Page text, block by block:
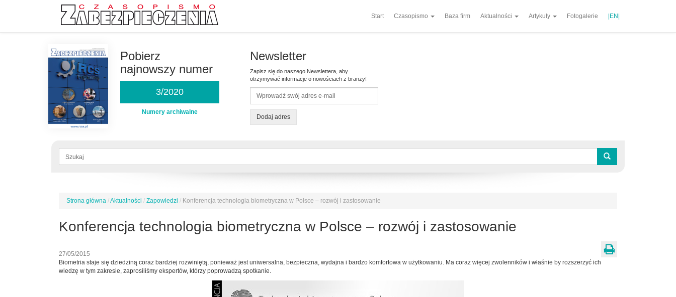
Start Czasopismo Baza firm Aktualności Artykuły Fotogalerie |EN|
Pobierz
najnowszy numer
3/2020
Numery archiwalne
Newsletter
Zapisz się do naszego Newslettera, aby
otrzymywać informacje o nowościach z branży!
Dodaj adres
Formularz
Jesteś
Strona główna /Aktualności / Zapowiedzi / Konferencja technologia biometryczna w Polsce – rozwój i zastosowanie
Konferencja technologia biometryczna w Polsce – rozwój i zastosowanie
27/05/2015
Biometria staje się dziedziną coraz bardziej rozwiniętą, ponieważ jest uniwersalna, bezpieczna, wydajna i bardzo komfortowa w użytkowaniu. Ma coraz więcej zwolenników i właśnie by rozszerzyć ich
wiedzę w tym zakresie, zaprosiliśmy ekspertów, którzy poprowadzą spotkanie.